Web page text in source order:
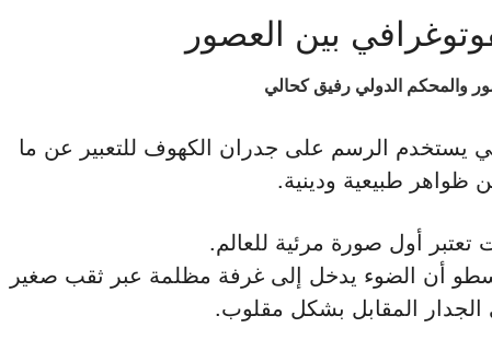
بين العصور
والمحكم الدولي رفيق كحالي
يستخدم الرسم على جدران الكهوف للتعبير عن ما
ظواهر طبيعية ودينية.
أول صورة مرئية للعالم.
أن الضوء يدخل إلى غرفة مظلمة عبر ثقب صغير
المقابل بشكل مقلوب.